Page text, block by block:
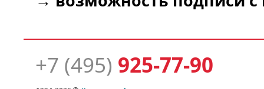
+7 (495) 925-77-90